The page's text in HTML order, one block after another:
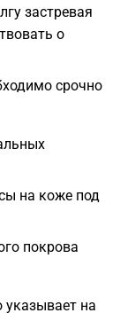
застревая
о
срочно
на коже под
покрова
указывает на